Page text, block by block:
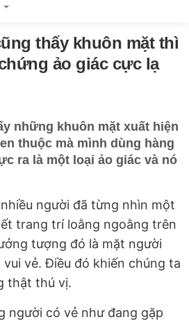
thấy khuôn mặt thì
ảo giác cực lạ
những khuôn mặt xuất hiện
thuộc mà mình dùng hàng
ra là một loại ảo giác và nó
người đã từng nhìn một
trang trí loằng ngoằng trên
tượng đó là mặt người
vẻ. Điều đó khiến chúng ta
thật thú vị.
người có vẻ như đang gặp